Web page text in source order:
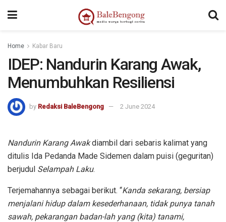
Home Kabar Baru
IDEP: Nandurin Karang Awak,
Menumbuhkan Resiliensi
by Redaksi BaleBengong 2 June 2024
Nandurin Karang Awakdiambil dari sebaris kalimat yang
ditulis Ida Pedanda Made Sidemen dalam puisi (geguritan)
berjudul Selampah Laku.
Terjemahannya sebagai berikut. “Kanda sekarang, bersiap
menjalani hidup dalam kesederhanaan, tidak punya tanah
sawah, pekarangan badan-lah yang (kita) tanami,